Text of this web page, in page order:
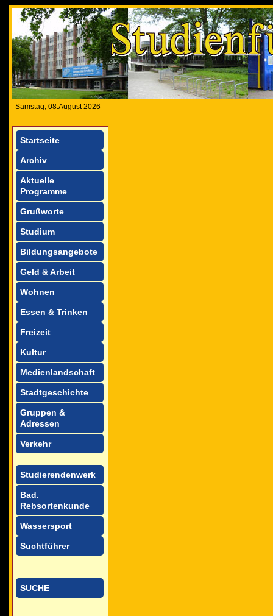
Samstag, 08.August 2026
Startseite
Archiv
Aktuelle
Programme
Grußworte
Studium
Bildungsangebote
Geld & Arbeit
Wohnen
Essen & Trinken
Freizeit
Kultur
Medienlandschaft
Stadtgeschichte
Gruppen &
Adressen
Verkehr
Studierendenwerk
Bad.
Rebsortenkunde
Wassersport
Suchtführer
SUCHE